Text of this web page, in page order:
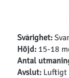
Svårighet:
Höjd:15-18
Antal
Avslut:Luftigt